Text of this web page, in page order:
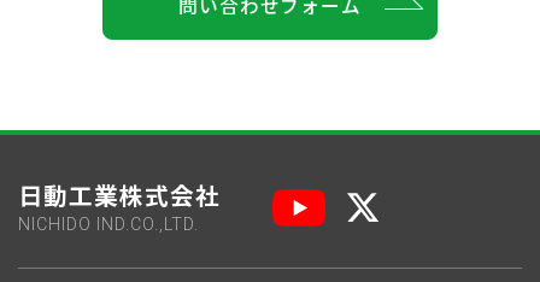
問い合わせフォーム
日動工業株式会社
NICHIDO IND.CO.,LTD.